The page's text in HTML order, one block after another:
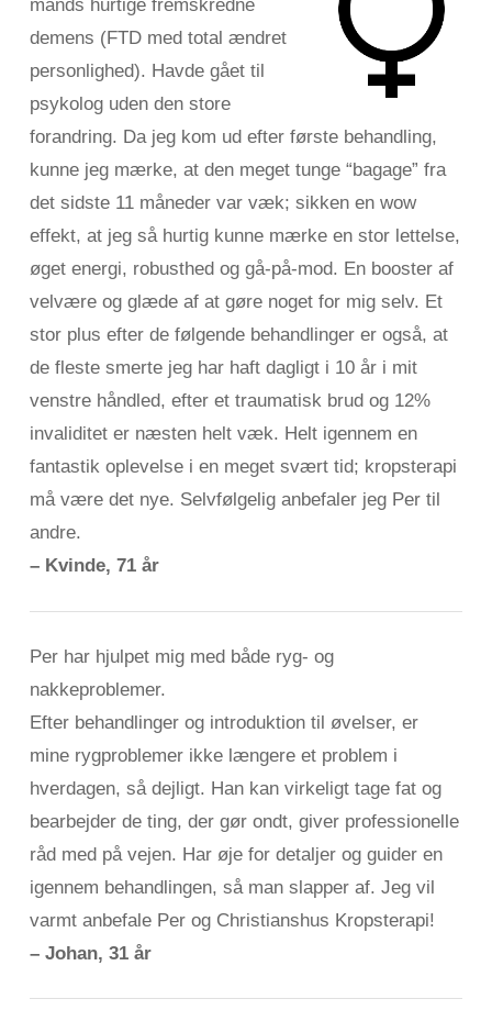
mands hurtige fremskredne
demens (FTD med total ændret
personlighed). Havde gået til
psykolog uden den store
forandring. Da jeg kom ud efter første behandling,
kunne jeg mærke, at den meget tunge “bagage” fra
det sidste 11 måneder var væk; sikken en wow
effekt, at jeg så hurtig kunne mærke en stor lettelse,
øget energi, robusthed og gå-på-mod. En booster af
velvære og glæde af at gøre noget for mig selv. Et
stor plus efter de følgende behandlinger er også, at
de fleste smerte jeg har haft dagligt i 10 år i mit
venstre håndled, efter et traumatisk brud og 12%
invaliditet er næsten helt væk. Helt igennem en
fantastik oplevelse i en meget svært tid; kropsterapi
må være det nye. Selvfølgelig anbefaler jeg Per til
andre.
– Kvinde, 71 år
Per har hjulpet mig med både ryg- og
nakkeproblemer.
Efter behandlinger og introduktion til øvelser, er
mine rygproblemer ikke længere et problem i
hverdagen, så dejligt. Han kan virkeligt tage fat og
bearbejder de ting, der gør ondt, giver professionelle
råd med på vejen. Har øje for detaljer og guider en
igennem behandlingen, så man slapper af. Jeg vil
varmt anbefale Per og Christianshus Kropsterapi!
– Johan, 31 år